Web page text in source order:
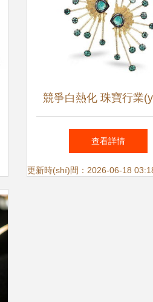
競爭白熱化 珠寶行業
(shù)字化轉(zhuǎn)型
之路——ERP系統
查看詳情
更新時(shí)間：2026-06-18